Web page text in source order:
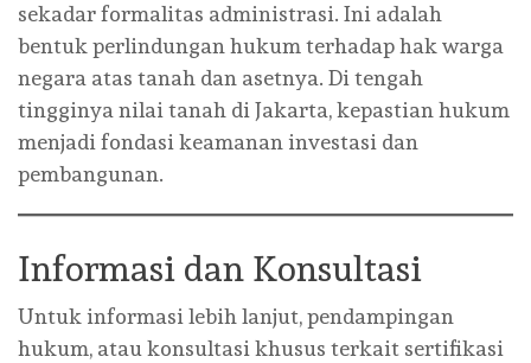
sekadar formalitas administrasi. Ini adalah
bentuk perlindungan hukum terhadap hak warga
negara atas tanah dan asetnya. Di tengah
tingginya nilai tanah di Jakarta, kepastian hukum
menjadi fondasi keamanan investasi dan
pembangunan.
Informasi dan Konsultasi
Untuk informasi lebih lanjut, pendampingan
hukum, atau konsultasi khusus terkait sertifikasi